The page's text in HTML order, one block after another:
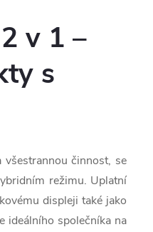
v 1 –
s
činnost, se
režimu. Uplatní
displeji také jako
ideálního společníka na